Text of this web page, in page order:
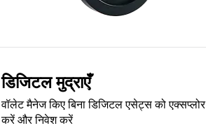
डिजिटल मुद्राएँ
वॉलेट मैनेज किए बिना डिजिटल एसेट्स को एक्सप्लोर
करें और निवेश करें